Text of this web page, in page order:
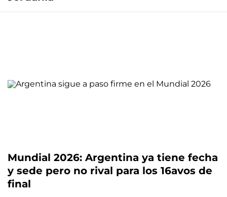
Mundial 2026: Argentina ya tiene fecha
y sede pero no rival para los 16avos de
final